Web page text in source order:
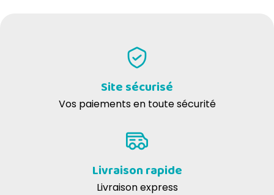
Site sécurisé
Vos paiements en toute sécurité
Livraison rapide
Livraison express